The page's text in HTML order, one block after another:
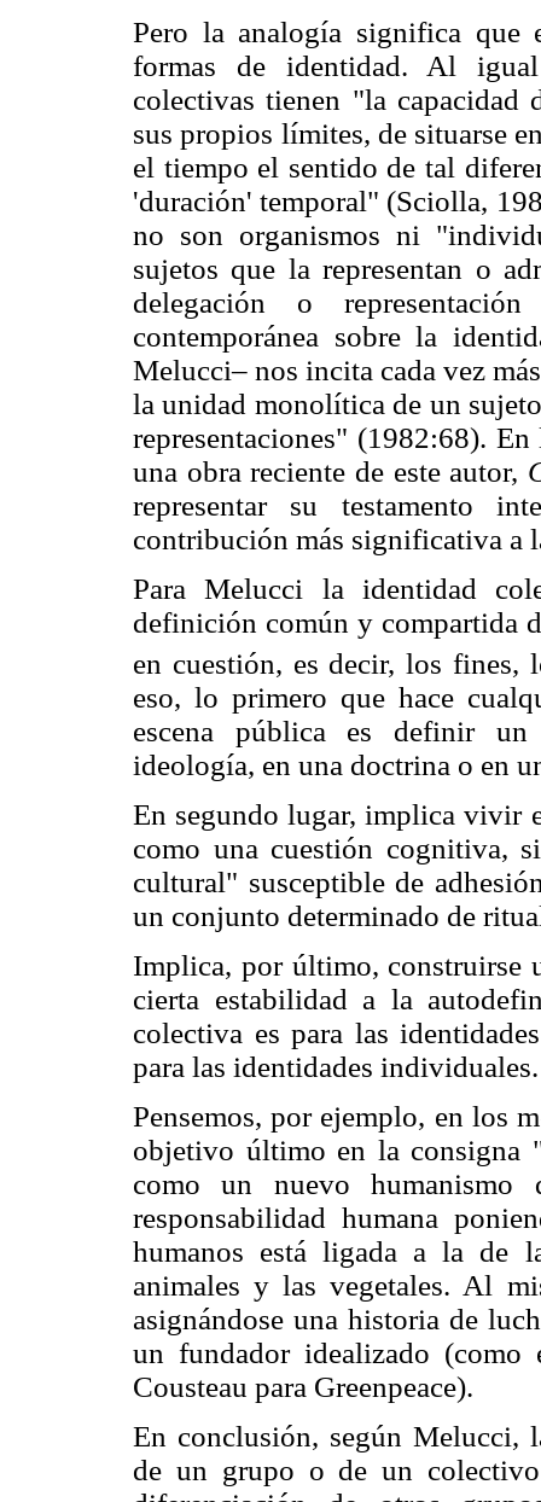
Pero la analogía significa que
formas de identidad. Al
colectivas tienen "la capacidad
sus propios límites, de situarse
el tiempo el sentido de tal
'duración' temporal" (Sciolla,
no son organismos ni
sujetos que la representan o
delegación o
contemporánea sobre la
Melucci– nos incita cada vez
la unidad monolítica de un
representaciones" (1982:68).
una obra reciente de este autor,
representar su testamento
contribución más significativa a
Para Melucci la identidad
definición común y compartida
en cuestión, es decir, los fines,
eso, lo primero que hace
escena pública es definir
ideología, en una doctrina o en
En segundo lugar, implica vivir
como una cuestión cognitiva,
cultural" susceptible de
un conjunto determinado de
Implica, por último, construirse
cierta estabilidad a la
colectiva es para las
para las identidades individuales.
Pensemos, por ejemplo, en los
objetivo último en la
como un nuevo
responsabilidad humana
humanos está ligada a la de
animales y las vegetales. Al
asignándose una historia de
un fundador idealizado (como
Cousteau para Greenpeace).
En conclusión, según Melucci,
de un grupo o de un